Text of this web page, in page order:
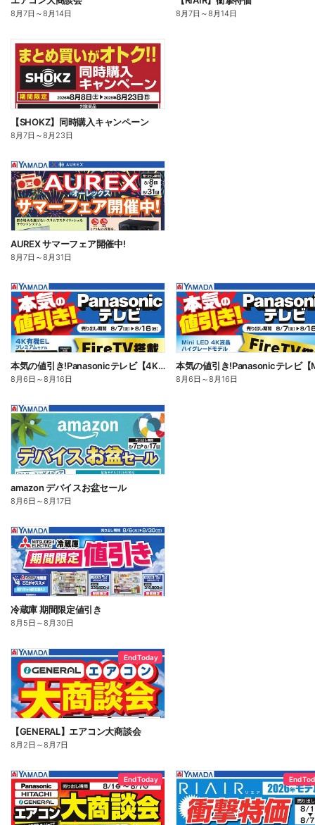
8月7日 ～8月14日 8月7日 ～8月14日
【SHOKZ】同時購入キャンペーン
8月7日 ～8月23日
AUREX サマーフェア開催中!
8月7日 ～8月31日
本気の値引き!Panasonicテレビ【4K有機EL】
8月6日 ～8月16日 8月6日 ～8月16日
amazon デバイスお盆セール
8月6日 ～8月17日
冷蔵庫 期間限定値引き
8月5日 ～8月30日
End Today
【GENERAL】エアコン大商談会
8月2日 ～8月7日
End Today End